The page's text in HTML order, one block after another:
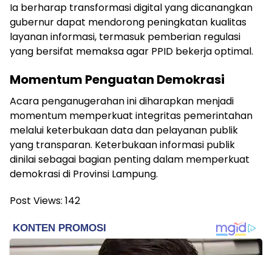
Ia berharap transformasi digital yang dicanangkan
gubernur dapat mendorong peningkatan kualitas
layanan informasi, termasuk pemberian regulasi
yang bersifat memaksa agar PPID bekerja optimal.
Momentum Penguatan Demokrasi
Acara penganugerahan ini diharapkan menjadi
momentum memperkuat integritas pemerintahan
melalui keterbukaan data dan pelayanan publik
yang transparan. Keterbukaan informasi publik
dinilai sebagai bagian penting dalam memperkuat
demokrasi di Provinsi Lampung.
Post Views: 142